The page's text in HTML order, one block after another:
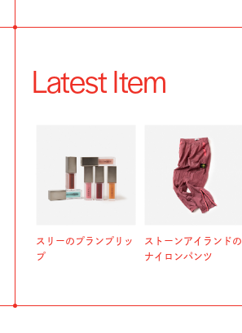
Latest Item
スリーのプランプリッ
プ
ストーンアイランドの
ナイロンパンツ